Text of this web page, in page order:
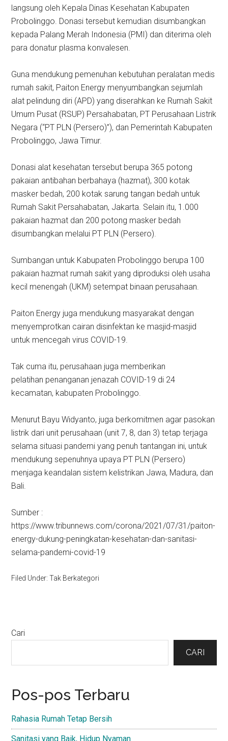
langsung oleh Kepala Dinas Kesehatan Kabupaten
Probolinggo. Donasi tersebut kemudian disumbangkan
kepada Palang Merah Indonesia (PMI) dan diterima oleh
para donatur plasma konvalesen.
Guna mendukung pemenuhan kebutuhan peralatan medis
rumah sakit, Paiton Energy menyumbangkan sejumlah
alat pelindung diri (APD) yang diserahkan ke Rumah Sakit
Umum Pusat (RSUP) Persahabatan, PT Perusahaan Listrik
Negara (“PT PLN (Persero)”), dan Pemerintah Kabupaten
Probolinggo, Jawa Timur.
Donasi alat kesehatan tersebut berupa 365 potong
pakaian antibahan berbahaya (hazmat), 300 kotak
masker bedah, 200 kotak sarung tangan bedah untuk
Rumah Sakit Persahabatan, Jakarta. Selain itu, 1.000
pakaian hazmat dan 200 potong masker bedah
disumbangkan melalui PT PLN (Persero).
Sumbangan untuk Kabupaten Probolinggo berupa 100
pakaian hazmat rumah sakit yang diproduksi oleh usaha
kecil menengah (UKM) setempat binaan perusahaan.
Paiton Energy juga mendukung masyarakat dengan
menyemprotkan cairan disinfektan ke masjid-masjid
untuk mencegah virus COVID-19.
Tak cuma itu, perusahaan juga memberikan
pelatihan penanganan jenazah COVID-19 di 24
kecamatan, kabupaten Probolinggo.
Menurut Bayu Widyanto, juga berkomitmen agar pasokan
listrik dari unit perusahaan (unit 7, 8, dan 3) tetap terjaga
selama situasi pandemi yang penuh tantangan ini, untuk
mendukung sepenuhnya upaya PT PLN (Persero)
menjaga keandalan sistem kelistrikan Jawa, Madura, dan
Bali.
Sumber :
https://www.tribunnews.com/corona/2021/07/31/paiton-
energy-dukung-peningkatan-kesehatan-dan-sanitasi-
selama-pandemi-covid-19
Filed Under: Tak Berkategori
Primary
Cari
CARI
Pos-pos Terbaru
Rahasia Rumah Tetap Bersih
Sanitasi yang Baik, Hidup Nyaman